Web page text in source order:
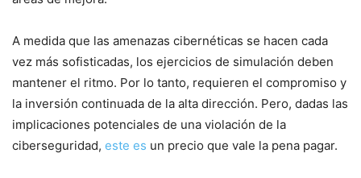
A⁢ medida que las amenazas cibernéticas se hacen cada
vez más sofisticadas, los ejercicios de simulación deben
mantener el ritmo. Por lo tanto, requieren el compromiso y⁣
la inversión continuada ⁢de la alta ‍dirección. Pero, dadas​ las
implicaciones potenciales de una violación de la
ciberseguridad, este es un precio que vale la pena‌ pagar.